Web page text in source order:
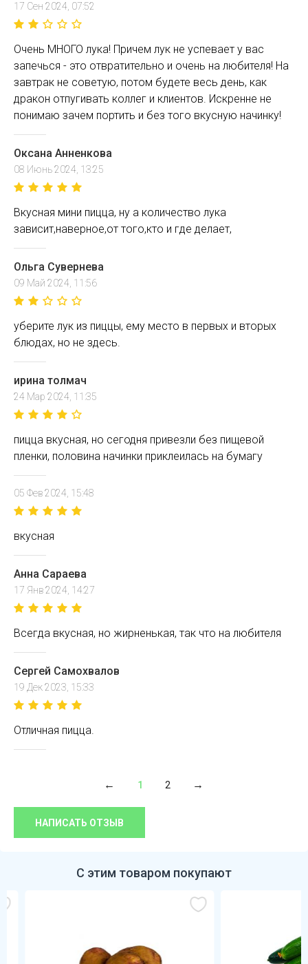
17 Сен 2024, 07:52
Очень МНОГО лука! Причем лук не успевает у вас
запечься - это отвратительно и очень на любителя! На
завтрак не советую, потом будете весь день, как
дракон отпугивать коллег и клиентов. Искренне не
понимаю зачем портить и без того вкусную начинку!
Оксана Анненкова
08 Июнь 2024, 13:25
Вкусная мини пицца, ну а количество лука
зависит,наверное,от того,кто и где делает,
Ольга Сувернева
09 Май 2024, 11:56
уберите лук из пиццы, ему место в первых и вторых
блюдах, но не здесь.
ирина толмач
24 Мар 2024, 11:35
пицца вкусная, но сегодня привезли без пищевой
пленки, половина начинки приклеилась на бумагу
05 Фев 2024, 15:48
вкусная
Анна Сараева
17 Янв 2024, 14:27
Всегда вкусная, но жирненькая, так что на любителя
Сергей Самохвалов
19 Дек 2023, 15:33
Отличная пицца.
1 2
НАПИСАТЬ ОТЗЫВ
С этим товаром покупают